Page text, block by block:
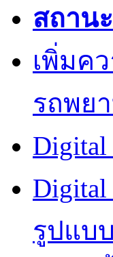
สถาน
เพิ่มค
รถพย
รูปแบ